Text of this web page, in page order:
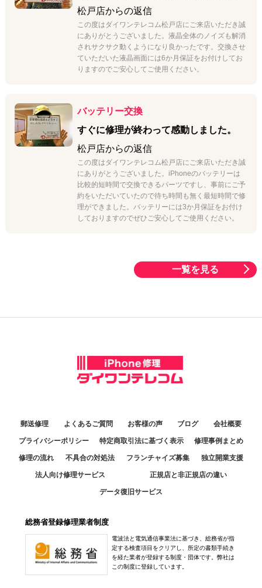
松戸店からの返信
この度はダイワンテレコム松戸店にご来店いただき誠
にありがとうございました。液晶全体のノイズも解消
されサクサク動くようになり良かったです。交換させ
ていただいた液晶画面には6か月保証をお付けしてお
りますのでご安心してご使用ください。
バッテリー交換
すぐに修理が終わって感動しました。
松戸店からの返信
この度はダイワンテレコム松戸店にご来店いただき誠
にありがとうございました。iPhoneのバッテリーは
比較的短時間で交換できるパーツですし、事前にご予
約をいただいていたので待ち時間も無く最短時間で修
理ができました。バッテリーには3か月保証をお付け
しておりますのでぜひご安心してご使用ください。
一覧を見る
郵送修理 よくあるご質問 お客様の声 ブログ 会社概要
プライバシーポリシー 特定商取引法に基づく表示 修理事例まとめ
修理の流れ 不具合の対処法 フランチャイズ募集 独立開業支援
法人向け修理サービス 正規店と非正規店の違い
データ復旧サービス
総務省登録修理業者制度
電波法と電気通信事業法に基づき、総務省が指
定する検査項目をクリアし、所定の書類手続き
を経た業者が登録する制度・団体です。弊社は
この制度に登録しています。